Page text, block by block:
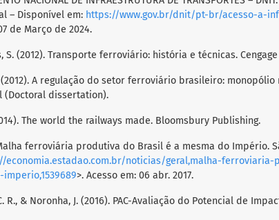
– Disponível em: https://www.gov.br/dnit/pt-br/acesso-a-
de Março de 2024.
S. (2012). Transporte ferroviário: história e técnicas.
(2012). A regulação do setor ferroviário brasileiro:
(Doctoral dissertation).
The world the railways made. Bloomsbury Publishing.
ferroviária produtiva do Brasil é a mesma do Império.
economia.estadao.com.br/noticias/geral,malha-
>. Acesso em: 06 abr. 2017.
R., & Noronha, J. (2016). PAC-Avaliação do Potencial de